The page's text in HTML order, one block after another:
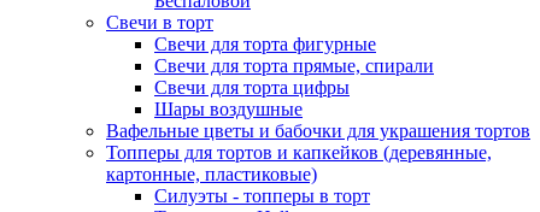
Свечи в торт
Свечи для торта фигурные
Свечи для торта прямые, спирали
Свечи для торта цифры
Шары воздушные
Вафельные цветы и бабочки для украшения тортов
Топперы для тортов и капкейков (деревянные,
картонные, пластиковые)
Силуэты - топперы в торт